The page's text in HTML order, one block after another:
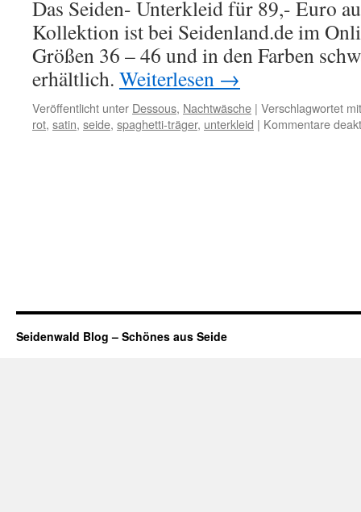
Das Seiden- Unterkleid für 89,- Euro
Kollektion ist bei Seidenland.de im
Größen 36 – 46 und in den Farben
erhältlich. Weiterlesen →
Veröffentlicht unter Dessous, Nachtwäsche | Verschlagwortet mit
rot, satin, seide, spaghetti-träger, unterkleid | Kommentare
Seidenwald Blog – Schönes aus Seide